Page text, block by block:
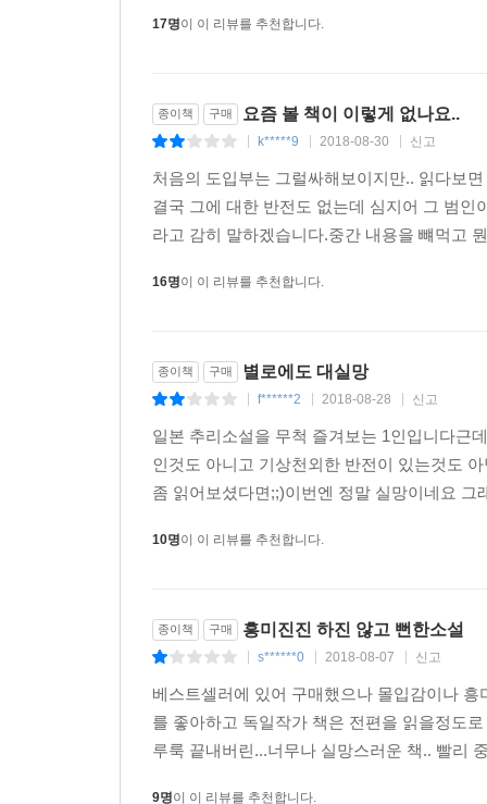
17명이 이 리뷰를 추천합니다.
종이책 구매 요즘 볼 책이 이렇게 없나요..
k*****9 2018-08-30 신고
처음의 도입부는 그럴싸해보이지만.. 읽다보
결국 그에 대한 반전도 없는데 심지어 그 범
라고 감히 말하겠습니다.중간 내용을 뺴먹고
16명이 이 리뷰를 추천합니다.
종이책 구매 별로에도 대실망
f******2 2018-08-28 신고
일본 추리소설을 무척 즐겨보는 1인입니다근
인것도 아니고 기상천외한 반전이 있는것도
좀 읽어보셨다면;;)이번엔 정말 실망이네요
10명이 이 리뷰를 추천합니다.
종이책 구매 흥미진진 하진 않고 뻔한소설
s******0 2018-08-07 신고
베스트셀러에 있어 구매했으나 몰입감이나
를 좋아하고 독일작가 책은 전편을 읽을정도
루룩 끝내버린...너무나 실망스러운 책.. 빨리
9명이 이 리뷰를 추천합니다.